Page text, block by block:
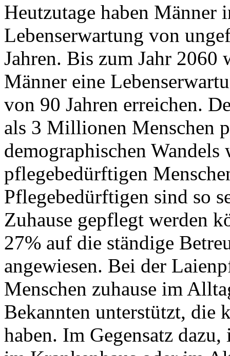
Heutzutage haben Männer
Lebenserwartung von
Jahren. Bis zum Jahr 2060
Männer eine
von 90 Jahren erreichen.
als 3 Millionen Menschen
demographischen
pflegebedürftigen
Pflegebedürftigen sind so
Zuhause gepflegt werden
27% auf die ständige
angewiesen. Bei der
Menschen zuhause im
Bekannten unterstützt, die
haben. Im Gegensatz